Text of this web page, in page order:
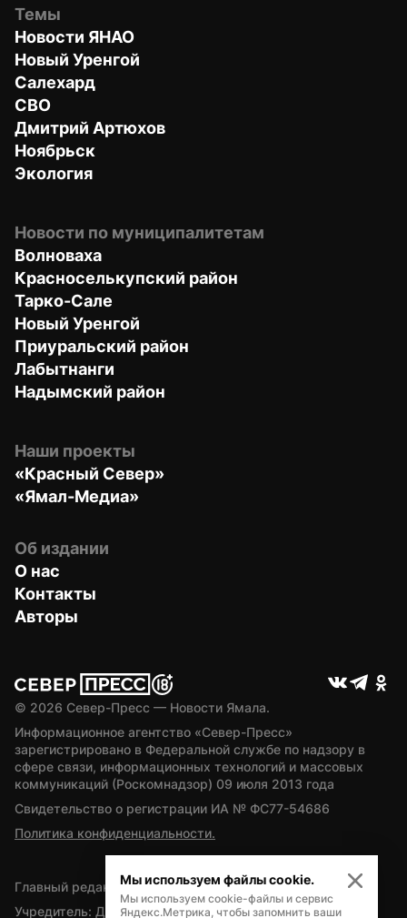
Темы
Новости ЯНАО
Новый Уренгой
Салехард
СВО
Дмитрий Артюхов
Ноябрьск
Экология
Новости по муниципалитетам
Волноваха
Красноселькупский район
Тарко-Сале
Новый Уренгой
Приуральский район
Лабытнанги
Надымский район
Наши проекты
«Красный Север»
«Ямал-Медиа»
Об издании
О нас
Контакты
Авторы
© 2026 Север-Пресс — Новости Ямала.
Информационное агентство «Север-Пресс»
зарегистрировано в Федеральной службе по надзору в
сфере связи, информационных технологий и массовых
коммуникаций (Роскомнадзор) 09 июля 2013 года
Свидетельство о регистрации ИА № ФС77-54686
Политика конфиденциальности.
Главный редактор — А.Л. Поздеев
Учредитель: Департамент внутренней политики Ямало-
Мы используем файлы cookie.
Мы используем cookie-файлы и сервис
Яндекс.Метрика, чтобы запомнить ваши